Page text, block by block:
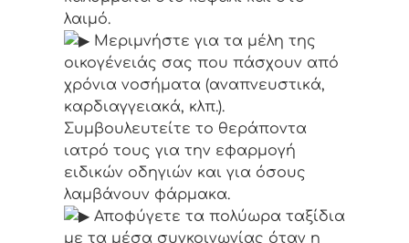
λαιμό.
Μεριμνήστε για τα μέλη της
οικογένειάς σας που πάσχουν από
χρόνια νοσήματα (αναπνευστικά,
καρδιαγγειακά, κλπ.).
Συμβουλευτείτε το θεράποντα
ιατρό τους για την εφαρμογή
ειδικών οδηγιών και για όσους
λαμβάνουν φάρμακα.
Αποφύγετε τα πολύωρα ταξίδια
με τα μέσα συγκοινωνίας όταν η